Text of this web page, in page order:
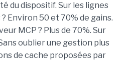
du dispositif. Sur les lignes
Environ 50 et 70% de gains.
MCP ? Plus de 70%. Sur
oublier une gestion plus
de cache proposées par